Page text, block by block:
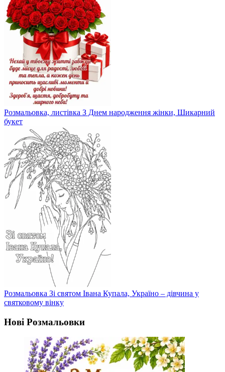
Розмальовка, листівка З Днем народження жінки, Шикарний
букет
Розмальовка Зі святом Івана Купала, Україно – дівчина у
святковому вінку
Нові Розмальовки